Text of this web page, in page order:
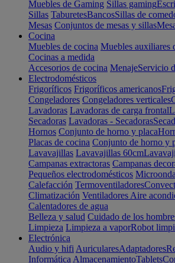
Muebles de Gaming Sillas gaming
Sillas TaburetesBancosSillas de
Mesas Conjuntos de mesas y sillas
Cocina
Muebles de cocina Muebles auxiliares
Cocinas a medida
Accesorios de cocina MenajeServicio
Electrodomésticos
Frigoríficos Frigoríficos americanos
Congeladores Congeladores verticales
Lavadoras Lavadoras de carga frontal
Secadoras Lavadoras - Secadoras
Hornos Conjunto de horno y placa
Placas de cocina Conjunto de horno y
Lavavajillas Lavavajillas 60cm
Campanas extractoras Campanas
Pequeños electrodomésticos
Calefacción Termoventiladores
Climatización Ventiladores Aire
Calentadores de agua
Belleza y salud Cuidado de los
Limpieza Limpieza a vaporRobot
Electrónica
Audio y hifi AuricularesAdaptadores
Informática AlmacenamientoTablets